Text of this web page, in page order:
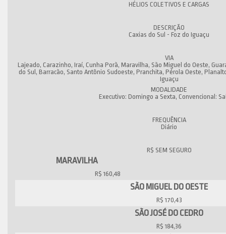
HÉLIOS COLETIVOS E CARGAS
Caxias do Sul - Foz do Iguaçu
Lajeado, Carazinho, Iraí, Cunha Porã, Maravilha, São Miguel do Oeste,
do Sul, Barracão, Santo Antônio Sudoeste, Pranchita, Pérola Oeste,
Iguaçu
Executivo: Domingo a Sexta, Convencional:
Diário
MARAVILHA
R$ 160,48
SÃO MIGUEL DO OESTE
R$ 170,43
SÃO JOSÉ DO CEDRO
R$ 184,36